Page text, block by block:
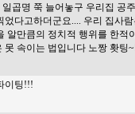
곱명 쭉 늘어놓구 우리집 공
다고하더군요.... 우리 집사
알만큼의 정치적 행위를 한적
못 속이는 법입니다 노짱 홧팅
이팅!!!